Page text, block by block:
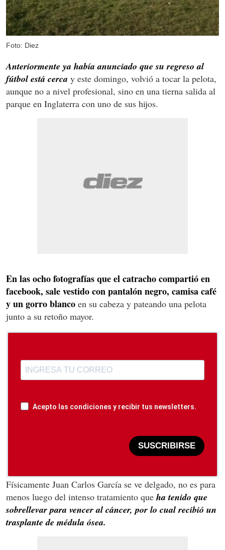
Foto: Diez
Anteriormente ya había anunciado que su regreso al
fútbol está cerca y este domingo, volvió a tocar la pelota,
aunque no a nivel profesional, sino en una tierna salida al
parque en Inglaterra con uno de sus hijos.
En las ocho fotografías que el catracho compartió en
facebook, sale vestido con pantalón negro, camisa café
y un gorro blanco en su cabeza y pateando una pelota
junto a su retoño mayor.
Acepto las condiciones y recibir tus newsletters.
SUSCRIBIRSE
Físicamente Juan Carlos García se ve delgado, no es para
menos luego del intenso tratamiento que ha tenido que
sobrellevar para vencer al cáncer, por lo cual recibió un
trasplante de médula ósea.